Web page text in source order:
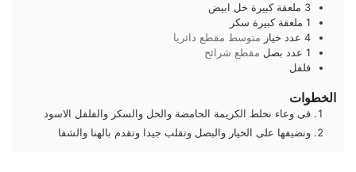
3 ملعقة كبيرة خل ابيض
1 ملعقة كبيرة سكر
4 عدد خيار متوسط مقطع دائريا
1 عدد بصل مقطع شرائح
فلفل
الخطوات
فى وعاء نخلط الكريمة الحامضة والخل والسكر والفلفل الاسود
ونضيفها على الخيار والبصل وتقلب جيدا وتقدم بالهنا والشفا